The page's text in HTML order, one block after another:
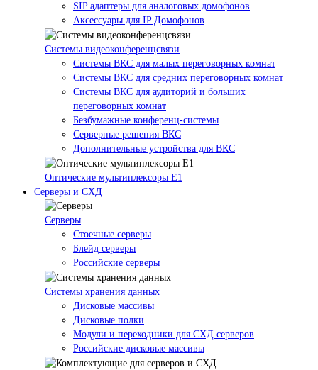
SIP адаптеры для аналоговых домофонов
Аксессуары для IP Домофонов
Системы видеоконференцсвязи
Системы ВКС для малых переговорных комнат
Системы ВКС для средних переговорных комнат
Системы ВКС для аудиторий и больших
переговорных комнат
Безбумажные конференц-системы
Серверные решения ВКС
Дополнительные устройства для ВКС
Оптические мультиплексоры Е1
Серверы и СХД
Серверы
Стоечные серверы
Блейд серверы
Российские серверы
Системы хранения данных
Дисковые массивы
Дисковые полки
Модули и переходники для СХД серверов
Российские дисковые массивы